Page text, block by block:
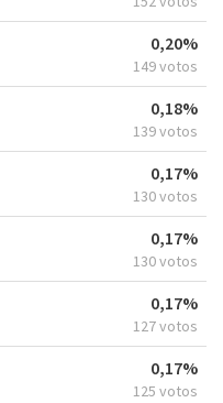
0,20%
149 votos
0,18%
139 votos
0,17%
130 votos
0,17%
130 votos
0,17%
127 votos
0,17%
125 votos